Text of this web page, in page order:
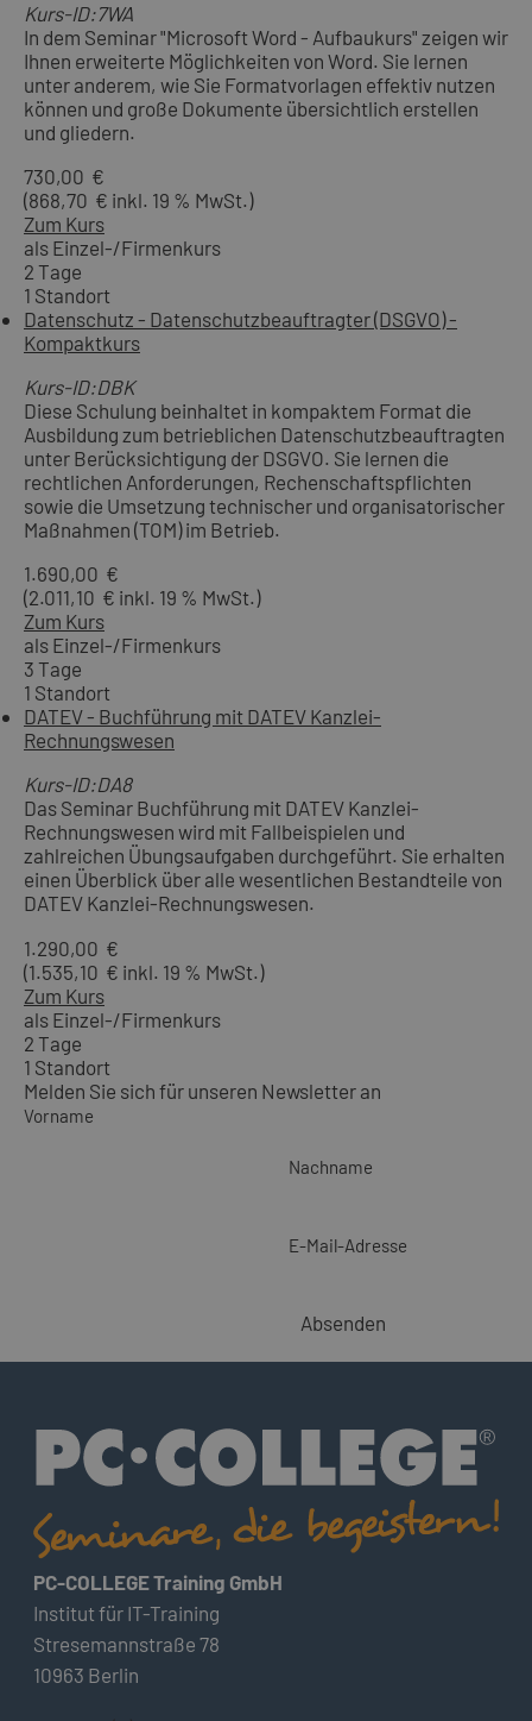
Kurs-ID:7WA
In dem Seminar "Microsoft Word - Aufbaukurs" zeigen wir
Ihnen erweiterte Möglichkeiten von Word. Sie lernen
unter anderem, wie Sie Formatvorlagen effektiv nutzen
können und große Dokumente übersichtlich erstellen
und gliedern.
730,00 €
(868,70 € inkl. 19 % MwSt.)
Zum Kurs
als Einzel-/Firmenkurs
2 Tage
1 Standort
Datenschutz - Datenschutzbeauftragter (DSGVO) -
Kompaktkurs
Kurs-ID:DBK
Diese Schulung beinhaltet in kompaktem Format die
Ausbildung zum betrieblichen Datenschutzbeauftragten
unter Berücksichtigung der DSGVO. Sie lernen die
rechtlichen Anforderungen, Rechenschaftspflichten
sowie die Umsetzung technischer und organisatorischer
Maßnahmen (TOM) im Betrieb.
1.690,00 €
(2.011,10 € inkl. 19 % MwSt.)
Zum Kurs
als Einzel-/Firmenkurs
3 Tage
1 Standort
DATEV - Buchführung mit DATEV Kanzlei-
Rechnungswesen
Kurs-ID:DA8
Das Seminar Buchführung mit DATEV Kanzlei-
Rechnungswesen wird mit Fallbeispielen und
zahlreichen Übungsaufgaben durchgeführt. Sie erhalten
einen Überblick über alle wesentlichen Bestandteile von
DATEV Kanzlei-Rechnungswesen.
1.290,00 €
(1.535,10 € inkl. 19 % MwSt.)
Zum Kurs
als Einzel-/Firmenkurs
2 Tage
1 Standort
Melden Sie sich für unseren Newsletter an
Vorname
Nachname
E-Mail-Adresse
Absenden
PC-COLLEGE Training GmbH
Institut für IT-Training
Stresemannstraße 78
10963 Berlin